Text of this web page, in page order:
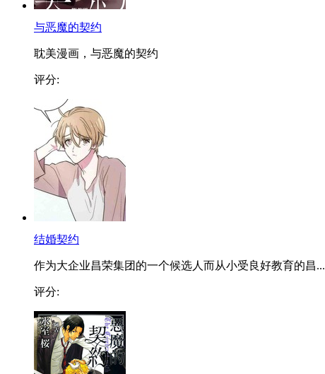
与恶魔的契约
耽美漫画，与恶魔的契约
评分:
结婚契约
作为大企业昌荣集团的一个候选人而从小受良好教育的昌...
评分: